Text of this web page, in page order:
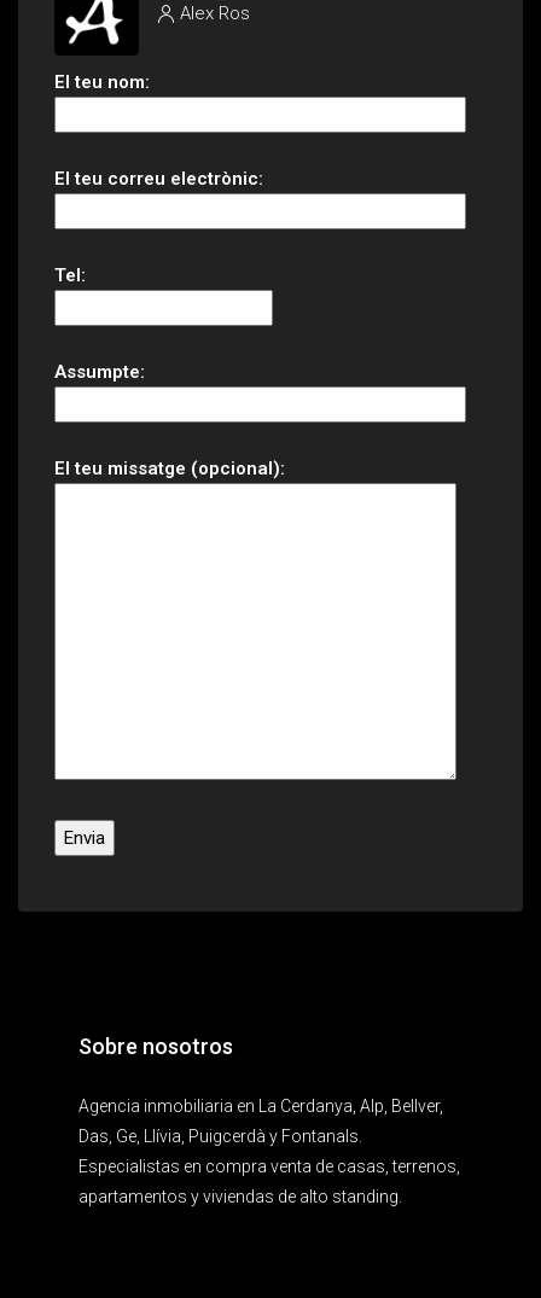
Alex Ros
El teu nom:
El teu correu electrònic:
Tel:
Assumpte:
El teu missatge (opcional):
Sobre nosotros
Agencia inmobiliaria en La Cerdanya, Alp, Bellver,
Das, Ge, Llívia, Puigcerdà y Fontanals.
Especialistas en compra venta de casas, terrenos,
apartamentos y viviendas de alto standing.